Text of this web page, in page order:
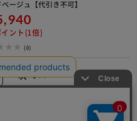
ュラフ ALSF-L Lグリーン 寝
グッズ アウトドア キャンプ